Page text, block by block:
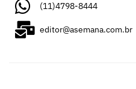
(11)4798-8444
editor@asemana.com.br